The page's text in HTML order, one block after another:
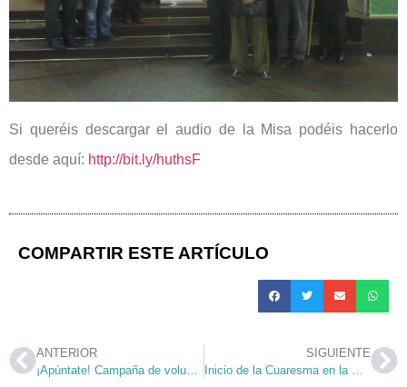
Si queréis descargar el audio de la Misa podéis hacerlo
desde aquí: http://bit.ly/huthsF
COMPARTIR ESTE ARTÍCULO
ANTERIOR
SIGUIENTE